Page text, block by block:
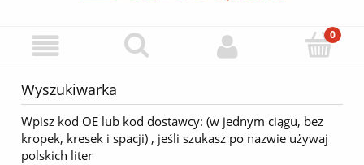
Wyszukiwarka
Wpisz kod OE lub kod dostawcy: (w jednym ciągu, bez
kropek, kresek i spacji) , jeśli szukasz po nazwie używaj
polskich liter